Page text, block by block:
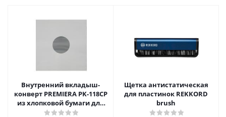
Внутренний вкладыш-
конверт PREMIERA PK-118CP
из хлопковой бумаги для
12" виниловой пластинки 1
Щетка антистатическая
для пластинок REKKORD
brush